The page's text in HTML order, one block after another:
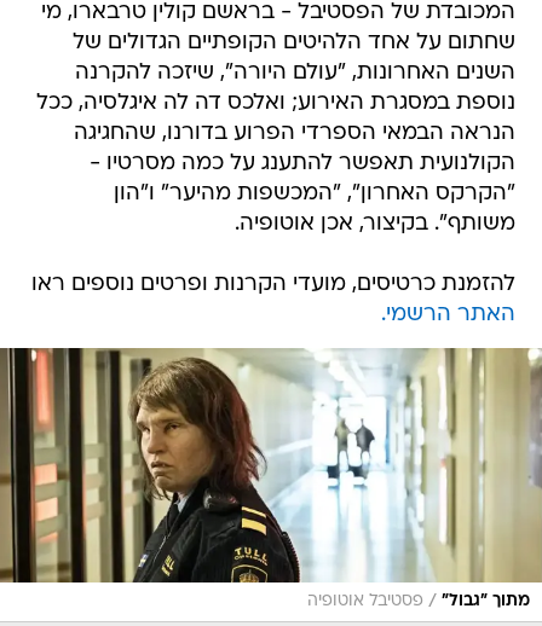
המכובדת של הפסטיבל - בראשם קולין טרבארו, מי
שחתום על אחד הלהיטים הקופתיים הגדולים של
השנים האחרונות, "עולם היורה", שיזכה להקרנה
נוספת במסגרת האירוע; ואלכס דה לה איגלסיה, ככל
הנראה הבמאי הספרדי הפרוע בדורנו, שהחגיגה
הקולנועית תאפשר להתענג על כמה מסרטיו -
"הקרקס האחרון", "המכשפות מהיער" ו"הון
משותף". בקיצור, אכן אוטופיה.
להזמנת כרטיסים, מועדי הקרנות ופרטים נוספים ראו
האתר הרשמי.
מתוך "גבול" / פסטיבל אוטופיה